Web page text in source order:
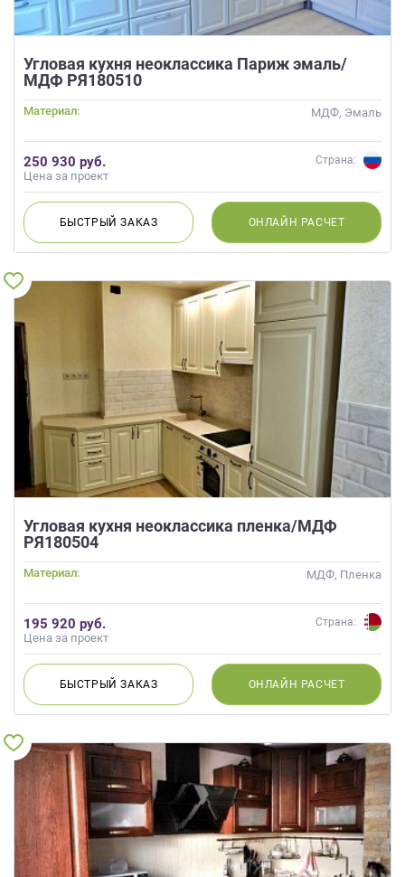
Угловая кухня неоклассика Париж эмаль/
МДФ РЯ180510
Материал: МДФ, Эмаль
250 930 руб.
Цена за проект
Страна:
БЫСТРЫЙЗАКАЗ ОНЛАЙН РАСЧЕТ
Угловая кухня неоклассика пленка/МДФ
РЯ180504
Материал: МДФ, Пленка
195 920 руб.
Цена за проект
Страна:
БЫСТРЫЙЗАКАЗ ОНЛАЙН РАСЧЕТ